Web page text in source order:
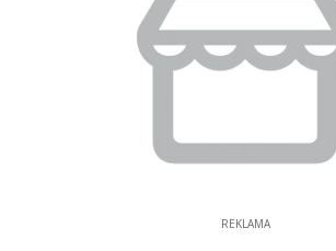
REKLAMA